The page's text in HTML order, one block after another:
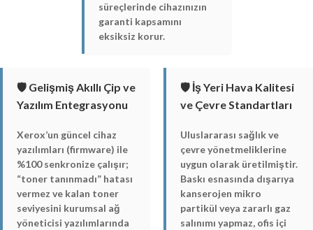
süreçlerinde cihazınızın
garanti kapsamını
eksiksiz korur.
🛡️ Gelişmiş Akıllı Çip ve
Yazılım Entegrasyonu
Xerox’un güncel cihaz
yazılımları (firmware) ile
%100 senkronize çalışır;
“toner tanınmadı” hatası
vermez ve kalan toner
seviyesini kurumsal ağ
yöneticisi yazılımlarında
🛡️ İş Yeri Hava Kalitesi
ve Çevre Standartları
Uluslararası sağlık ve
çevre yönetmeliklerine
uygun olarak üretilmiştir.
Baskı esnasında dışarıya
kanserojen mikro
partikül veya zararlı gaz
salınımı yapmaz, ofis içi